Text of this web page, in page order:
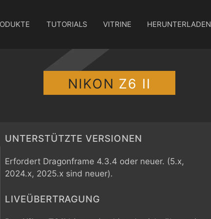
TUTORIALS VITRINE HERUNTERLADEN
NIKON Z6 II
UNTERSTÜTZTE VERSIONEN
Erfordert Dragonframe 4.3.4 oder neuer. (5.x,
2024.x, 2025.x sind neuer).
LIVEÜBERTRAGUNG